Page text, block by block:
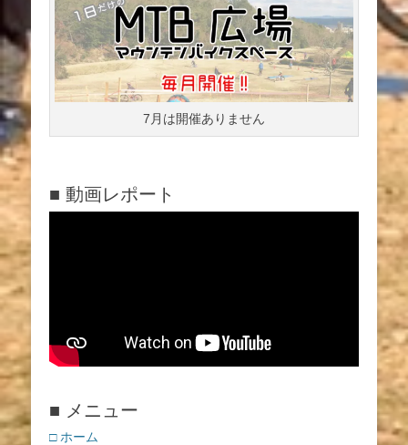
7月は開催ありません
■ 動画レポート
■ メニュー
□ ホーム